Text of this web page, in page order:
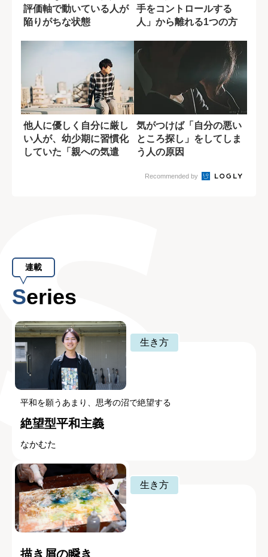
評価軸で動いている人が
陥りがちな状態
手をコントロールする
人」から離れる1つの方
他人に優しく自分に厳し
い人が、幼少期に習慣化
していた「親への気遣
気がつけば「自分の悪い
ところ探し」をしてしま
う人の原因
Recommended by
連載
Series
生き方
平和を願うあまり、思考の沼で絶望する
絶望型平和主義
なかむた
生き方
描き屑の瞬き